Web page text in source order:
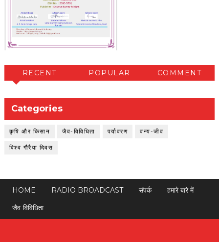
RECENT POPULAR COMMENT
Categories
कृषि और किसान जैव-विविधिता पर्यावरण वन्य-जीव
विश्व गौरैया दिवस
HOME RADIO BROADCAST संपर्क
हमारे बारे में
जैव-विविधिता